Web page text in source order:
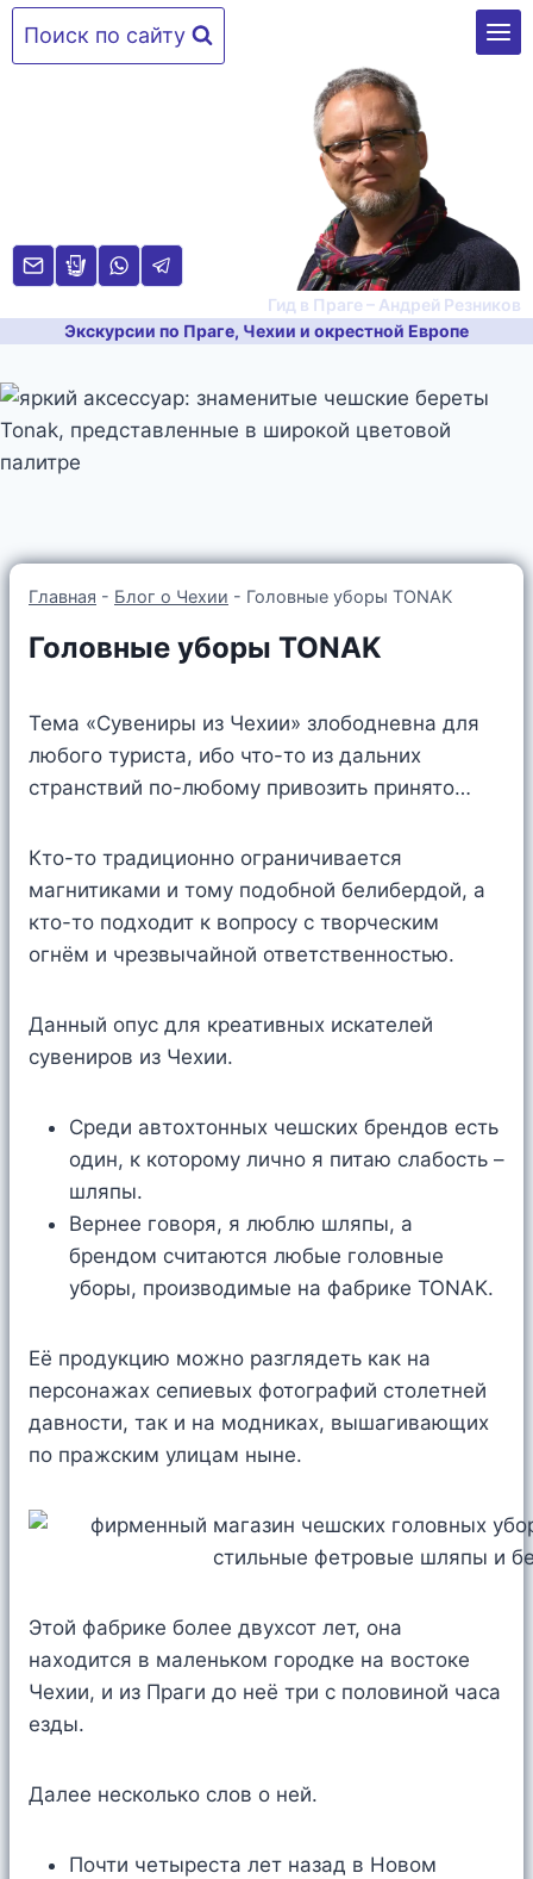
Перейти
Поиск по сайту
Гид в Праге – Андрей Резников
Экскурсии по Праге, Чехии и окрестной Европе
Главная - Блог о Чехии - Головные уборы TONAK
Головные уборы TONAK
Тема «Сувениры из Чехии» злободневна для
любого туриста, ибо что-то из дальних
странствий по-любому привозить принято…
Кто-то традиционно ограничивается
магнитиками и тому подобной белибердой, а
кто-то подходит к вопросу с творческим
огнём и чрезвычайной ответственностью.
Данный опус для креативных искателей
сувениров из Чехии.
Среди автохтонных чешских брендов есть
один, к которому лично я питаю слабость –
шляпы.
Вернее говоря, я люблю шляпы, а
брендом считаются любые головные
уборы, производимые на фабрике TONAK.
Её продукцию можно разглядеть как на
персонажах сепиевых фотографий столетней
давности, так и на модниках, вышагивающих
по пражским улицам ныне.
Этой фабрике более двухсот лет, она
находится в маленьком городке на востоке
Чехии, и из Праги до неё три с половиной часа
езды.
Далее несколько слов о ней.
Почти четыреста лет назад в Новом